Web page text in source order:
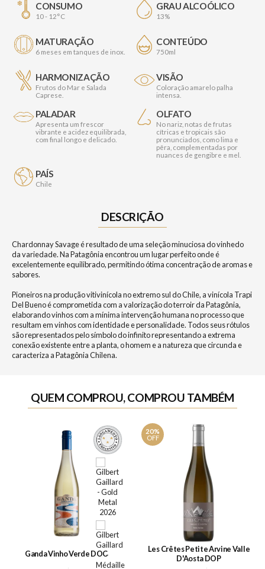
CONSUMO
10 - 12°C
GRAU ALCOÓLICO
13%
MATURAÇÃO
6 meses em tanques de inox.
CONTEÚDO
750ml
HARMONIZAÇÃO
Frutos do Mar e Salada
Caprese.
VISÃO
Coloração amarelo palha
intensa.
PALADAR
Apresenta um frescor
vibrante e acidez equilibrada,
com final longo e delicado.
OLFATO
No nariz, notas de frutas
cítricas e tropicais são
pronunciados, como lima e
pêra, complementadas por
nuances de gengibre e mel.
PAÍS
Chile
DESCRIÇÃO
Chardonnay Savage é resultado de uma seleção minuciosa do vinhedo
da variedade. Na Patagônia encontrou um lugar perfeito onde é
excelentemente equilibrado, permitindo ótima concentração de aromas e
sabores.
Pioneiros na produção vitivinícola no extremo sul do Chile, a vinícola Trapi
Del Bueno é comprometida com a valorização do terroir da Patagônia,
elaborando vinhos com a mínima intervenção humana no processo que
resultam em vinhos com identidade e personalidade. Todos seus rótulos
são representados pelo símbolo do infinito representando a extrema
conexão existente entre a planta, o homem e a natureza que circunda e
caracteriza a Patagônia Chilena.
QUEM COMPROU, COMPROU TAMBÉM
Ganda Vinho Verde DOC
20%
OFF
Les Crêtes Petite Arvine Valle
D'Aosta DOP